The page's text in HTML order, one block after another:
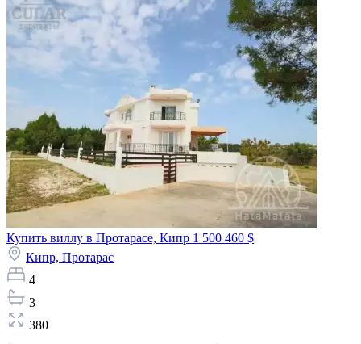
Купить виллу в Протарасе, Кипр 1 500 460 $
Кипр, Протарас
4
3
380